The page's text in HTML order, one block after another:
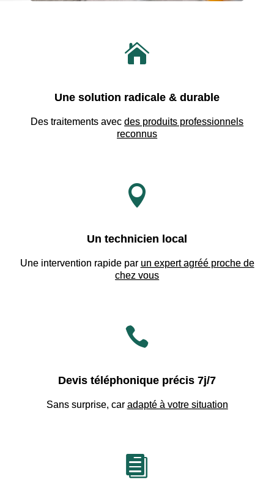

Une solution radicale & durable
Des traitements avec des produits professionnels
reconnus

Un technicien local
Une intervention rapide par un expert agréé proche de
chez vous

Devis téléphonique précis 7j/7
Sans surprise, car adapté à votre situation
